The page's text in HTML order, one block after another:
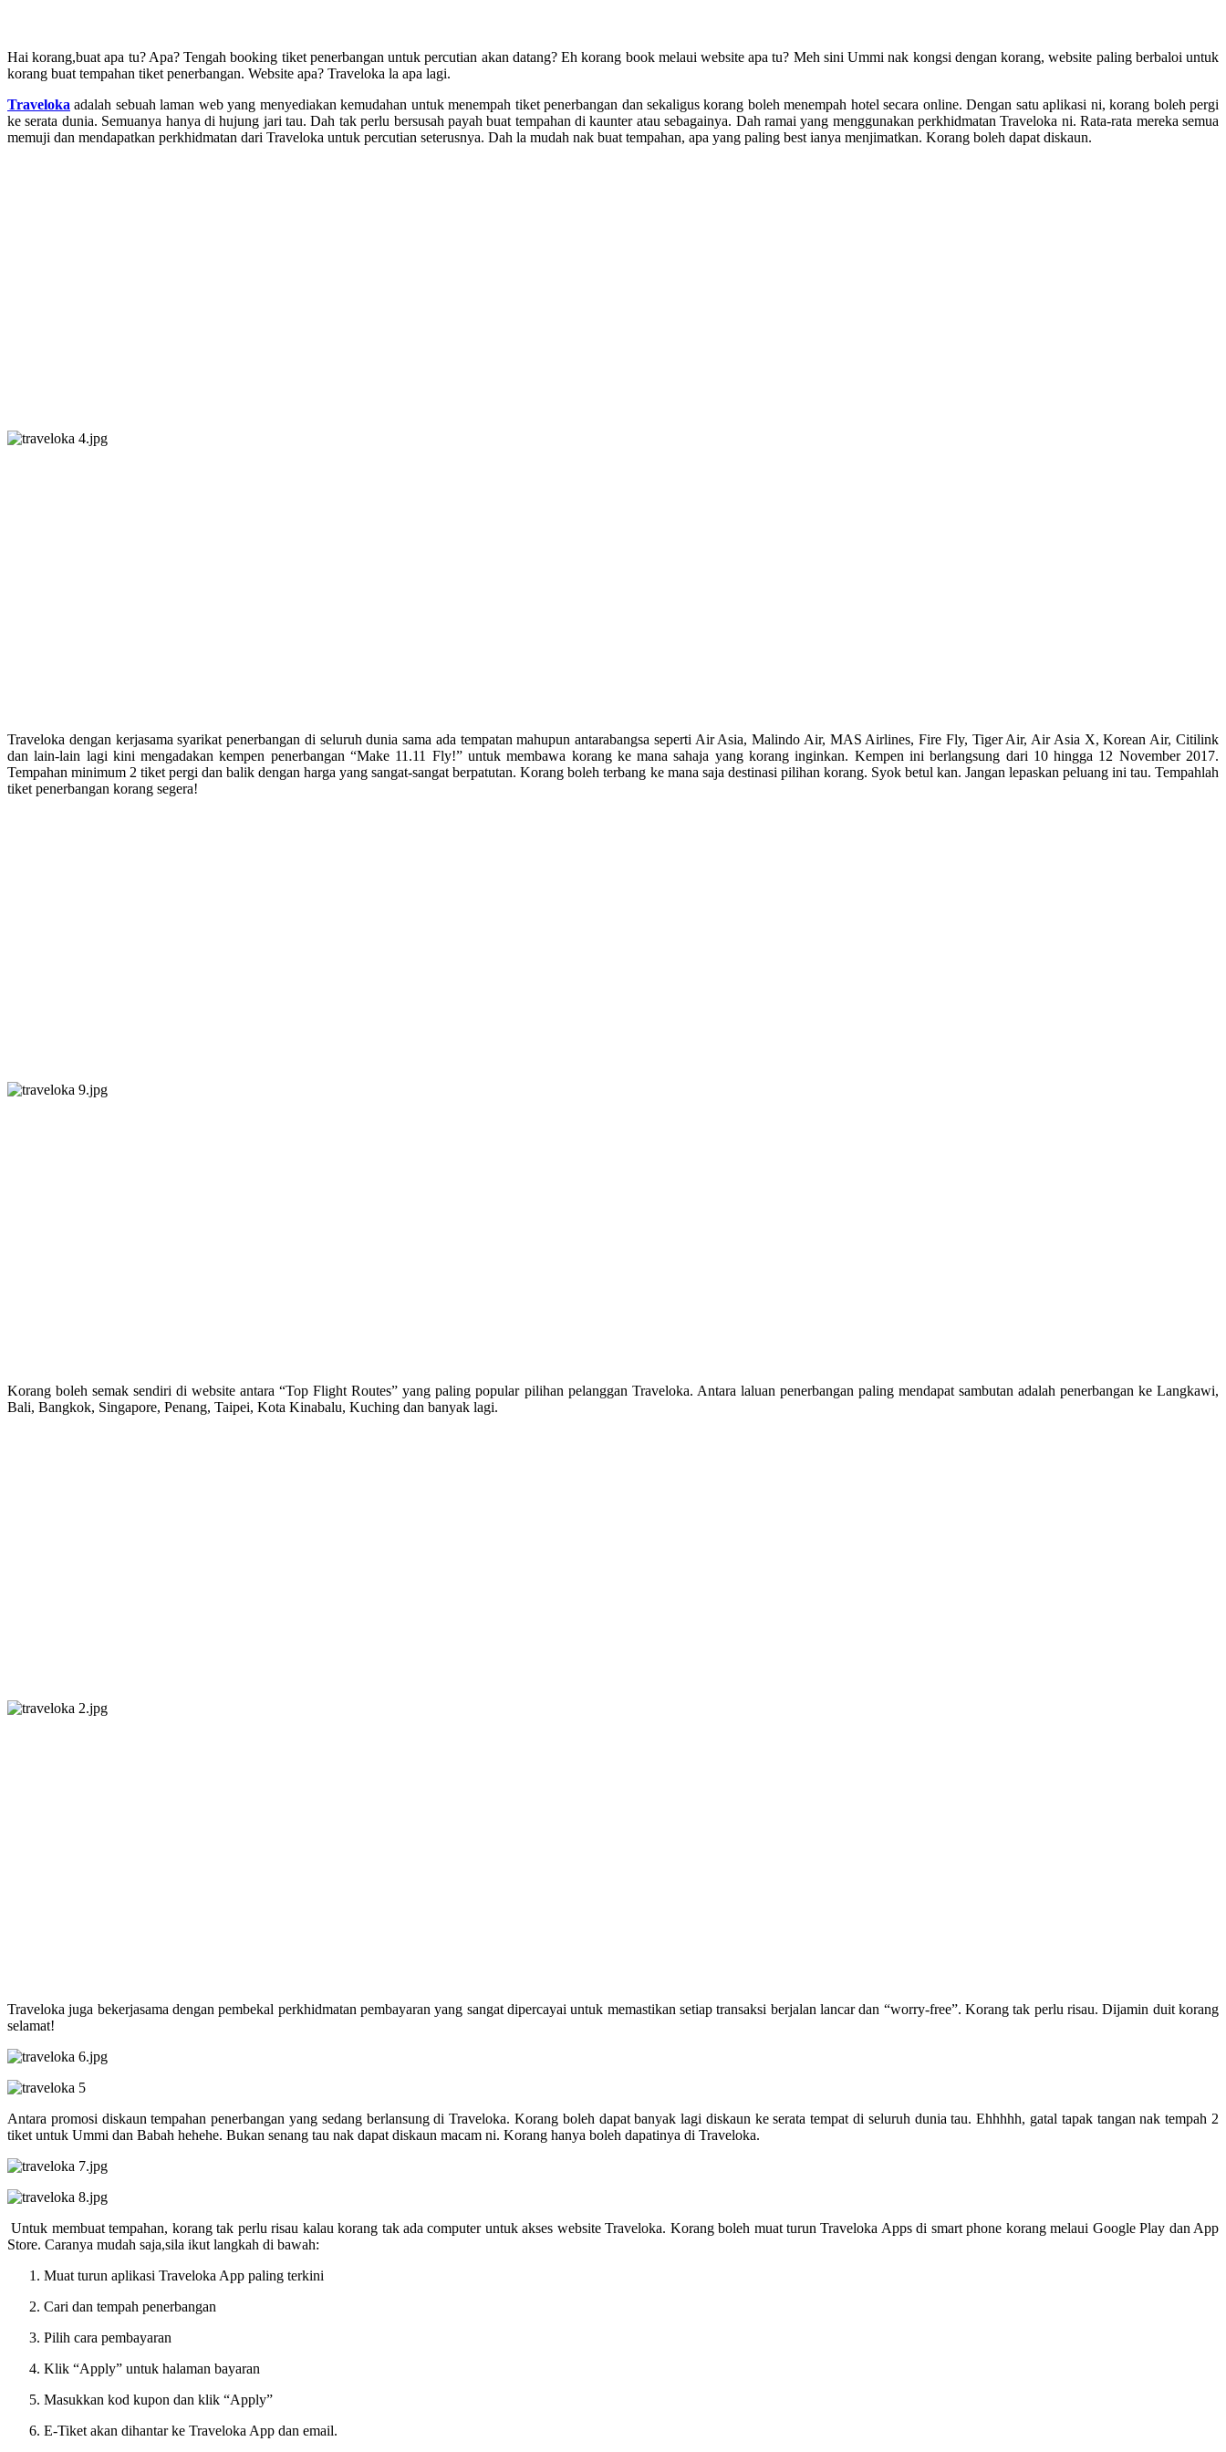
Hai korang,buat apa tu? Apa? Tengah booking tiket penerbangan untuk percutian akan datang? Eh korang book melaui website apa tu? Meh sini Ummi nak kongsi dengan korang, website paling berbaloi untuk
korang buat tempahan tiket penerbangan. Website apa? Traveloka la apa lagi.
Traveloka adalah sebuah laman web yang menyediakan kemudahan untuk menempah tiket penerbangan dan sekaligus korang boleh menempah hotel secara online. Dengan satu aplikasi ni, korang boleh pergi
ke serata dunia. Semuanya hanya di hujung jari tau. Dah tak perlu bersusah payah buat tempahan di kaunter atau sebagainya. Dah ramai yang menggunakan perkhidmatan Traveloka ni. Rata-rata mereka semua
memuji dan mendapatkan perkhidmatan dari Traveloka untuk percutian seterusnya. Dah la mudah nak buat tempahan, apa yang paling best ianya menjimatkan. Korang boleh dapat diskaun.
Traveloka dengan kerjasama syarikat penerbangan di seluruh dunia sama ada tempatan mahupun antarabangsa seperti Air Asia, Malindo Air, MAS Airlines, Fire Fly, Tiger Air, Air Asia X, Korean Air, Citilink
dan lain-lain lagi kini mengadakan kempen penerbangan “Make 11.11 Fly!” untuk membawa korang ke mana sahaja yang korang inginkan. Kempen ini berlangsung dari 10 hingga 12 November 2017.
Tempahan minimum 2 tiket pergi dan balik dengan harga yang sangat-sangat berpatutan. Korang boleh terbang ke mana saja destinasi pilihan korang. Syok betul kan. Jangan lepaskan peluang ini tau. Tempahlah
tiket penerbangan korang segera!
Korang boleh semak sendiri di website antara “Top Flight Routes” yang paling popular pilihan pelanggan Traveloka. Antara laluan penerbangan paling mendapat sambutan adalah penerbangan ke Langkawi,
Bali, Bangkok, Singapore, Penang, Taipei, Kota Kinabalu, Kuching dan banyak lagi.
Traveloka juga bekerjasama dengan pembekal perkhidmatan pembayaran yang sangat dipercayai untuk memastikan setiap transaksi berjalan lancar dan “worry-free”. Korang tak perlu risau. Dijamin duit korang
selamat!
Antara promosi diskaun tempahan penerbangan yang sedang berlansung di Traveloka. Korang boleh dapat banyak lagi diskaun ke serata tempat di seluruh dunia tau. Ehhhhh, gatal tapak tangan nak tempah 2
tiket untuk Ummi dan Babah hehehe. Bukan senang tau nak dapat diskaun macam ni. Korang hanya boleh dapatinya di Traveloka.
Untuk membuat tempahan, korang tak perlu risau kalau korang tak ada computer untuk akses website Traveloka. Korang boleh muat turun Traveloka Apps di smart phone korang melaui Google Play dan App
Store. Caranya mudah saja,sila ikut langkah di bawah:
Muat turun aplikasi Traveloka App paling terkini
Cari dan tempah penerbangan
Pilih cara pembayaran
Klik “Apply” untuk halaman bayaran
Masukkan kod kupon dan klik “Apply”
E-Tiket akan dihantar ke Traveloka App dan email.